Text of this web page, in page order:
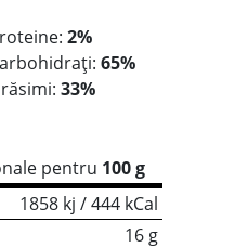
2%
65%
33%
pentru 100 g
1858 kj / 444 kCal
16 g